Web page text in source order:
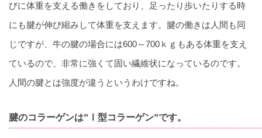
びに体重を支える働きをしており、足ったり歩いたりする時
にも腱が伸び縮みして体重を支えます。腱の働きは人間も同
じですが、牛の腱の場合には600～700ｋｇもある体重を支え
ているので、非常に強くて固い繊維状になっているのです。
人間の腱とは強度が違うというわけですね。
腱のコラーゲンは”Ⅰ型コラーゲン”です。